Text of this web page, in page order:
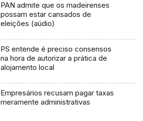
PAN admite que os madeirenses
possam estar cansados de
eleições (aúdio)
PS entende é preciso consensos
na hora de autorizar a prática de
alojamento local
Empresários recusam pagar taxas
meramente administrativas